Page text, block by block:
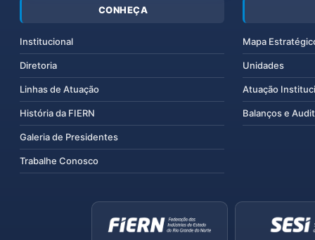
CONHEÇA
Institucional
Diretoria
Linhas de Atuação
História da FIERN
Galeria de Presidentes
Trabalhe Conosco
Mapa
Unidades
Atuação
Balanços e